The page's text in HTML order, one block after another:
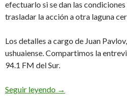
efectuarlo si se dan las
trasladar la acción a otra laguna
Los detalles a cargo de Juan
ushuaiense. Compartimos la
94.1 FM del Sur.
Seguir leyendo Master postergado
→